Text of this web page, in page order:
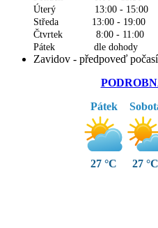
Úterý 13:00 - 15:00
Středa 13:00 - 19:00
Čtvrtek 8:00 - 11:00
Pátek dle dohody
Zavidov - předpoveď počasí
Pátek
27 °C 27 °C